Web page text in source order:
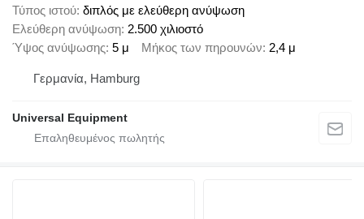
Τύπος ιστού διπλός με ελεύθερη ανύψωση
Ελεύθερη ανύψωση 2.500 χιλιοστό
Ύψος ανύψωσης 5 μ Μήκος των πηρουνών 2,4 μ
Γερμανία, Hamburg
Universal Equipment